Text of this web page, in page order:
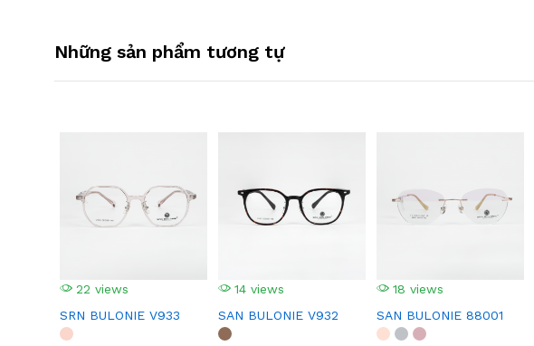
Những sản phẩm tương tự
22 views
SRN BULONIE V933
14 views
SAN BULONIE V932
18 views
SAN BULONIE 88001